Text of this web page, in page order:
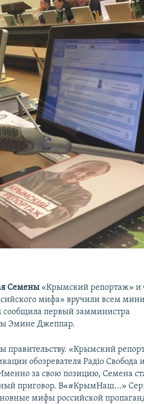
Семены «Крымский репортаж» и
мифа» вручили всем
сообщила первый замминистра
Эмине Джеппар.
«Крымский
обозревателя Радіо Свобода
за свою позицию, Семена
приговор. В«#КрымНаш...»
мифы российской